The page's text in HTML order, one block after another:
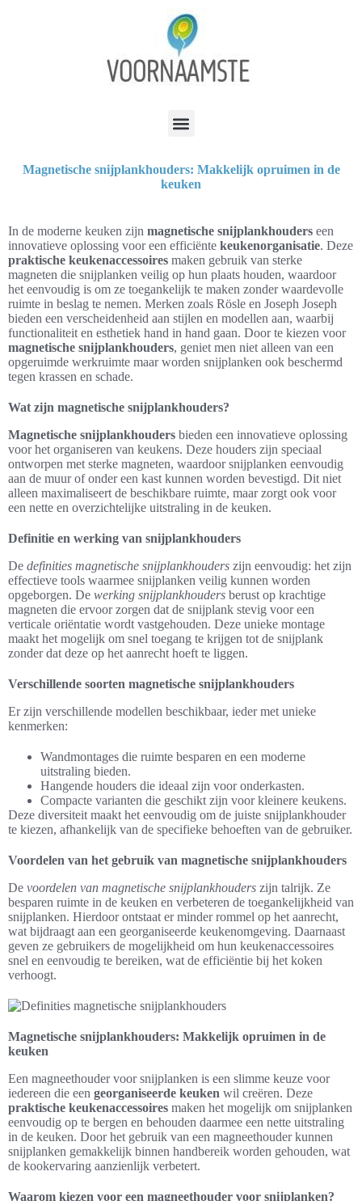
Magnetische snijplankhouders: Makkelijk opruimen in de
keuken
In de moderne keuken zijn magnetische snijplankhouders een
innovatieve oplossing voor een efficiënte keukenorganisatie. Deze
praktische keukenaccessoires maken gebruik van sterke
magneten die snijplanken veilig op hun plaats houden, waardoor
het eenvoudig is om ze toegankelijk te maken zonder waardevolle
ruimte in beslag te nemen. Merken zoals Rösle en Joseph Joseph
bieden een verscheidenheid aan stijlen en modellen aan, waarbij
functionaliteit en esthetiek hand in hand gaan. Door te kiezen voor
magnetische snijplankhouders, geniet men niet alleen van een
opgeruimde werkruimte maar worden snijplanken ook beschermd
tegen krassen en schade.
Wat zijn magnetische snijplankhouders?
Magnetische snijplankhouders bieden een innovatieve oplossing
voor het organiseren van keukens. Deze houders zijn speciaal
ontworpen met sterke magneten, waardoor snijplanken eenvoudig
aan de muur of onder een kast kunnen worden bevestigd. Dit niet
alleen maximaliseert de beschikbare ruimte, maar zorgt ook voor
een nette en overzichtelijke uitstraling in de keuken.
Definitie en werking van snijplankhouders
De definities magnetische snijplankhouders zijn eenvoudig: het zijn
effectieve tools waarmee snijplanken veilig kunnen worden
opgeborgen. De werking snijplankhouders berust op krachtige
magneten die ervoor zorgen dat de snijplank stevig voor een
verticale oriëntatie wordt vastgehouden. Deze unieke montage
maakt het mogelijk om snel toegang te krijgen tot de snijplank
zonder dat deze op het aanrecht hoeft te liggen.
Verschillende soorten magnetische snijplankhouders
Er zijn verschillende modellen beschikbaar, ieder met unieke
kenmerken:
Wandmontages die ruimte besparen en een moderne
uitstraling bieden.
Hangende houders die ideaal zijn voor onderkasten.
Compacte varianten die geschikt zijn voor kleinere keukens.
Deze diversiteit maakt het eenvoudig om de juiste snijplankhouder
te kiezen, afhankelijk van de specifieke behoeften van de gebruiker.
Voordelen van het gebruik van magnetische snijplankhouders
De voordelen van magnetische snijplankhouders zijn talrijk. Ze
besparen ruimte in de keuken en verbeteren de toegankelijkheid van
snijplanken. Hierdoor ontstaat er minder rommel op het aanrecht,
wat bijdraagt aan een georganiseerde keukenomgeving. Daarnaast
geven ze gebruikers de mogelijkheid om hun keukenaccessoires
snel en eenvoudig te bereiken, wat de efficiëntie bij het koken
verhoogt.
Magnetische snijplankhouders: Makkelijk opruimen in de
keuken
Een magneethouder voor snijplanken is een slimme keuze voor
iedereen die een georganiseerde keuken wil creëren. Deze
praktische keukenaccessoires maken het mogelijk om snijplanken
eenvoudig op te bergen en behouden daarmee een nette uitstraling
in de keuken. Door het gebruik van een magneethouder kunnen
snijplanken gemakkelijk binnen handbereik worden gehouden, wat
de kookervaring aanzienlijk verbetert.
Waarom kiezen voor een magneethouder voor snijplanken?